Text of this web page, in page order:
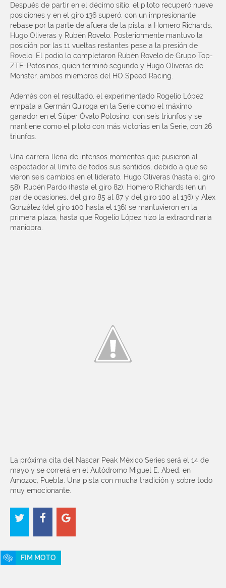
Después de partir en el décimo sitio, el piloto recuperó nueve
posiciones y en el giro 136 superó, con un impresionante
rebase por la parte de afuera de la pista, a Homero Richards,
Hugo Oliveras y Rubén Rovelo. Posteriormente mantuvo la
posición por las 11 vueltas restantes pese a la presión de
Rovelo. El podio lo completaron Rubén Rovelo de Grupo Top-
ZTE-Potosinos, quien terminó segundo y Hugo Oliveras de
Monster, ambos miembros del HO Speed Racing.
Además con el resultado, el experimentado Rogelio López
empata a Germán Quiroga en la Serie como el máximo
ganador en el Súper Óvalo Potosino, con seis triunfos y se
mantiene como el piloto con más victorias en la Serie, con 26
triunfos.
Una carrera llena de intensos momentos que pusieron al
espectador al límite de todos sus sentidos, debido a que se
vieron seis cambios en el liderato. Hugo Oliveras (hasta el giro
58), Rubén Pardo (hasta el giro 82), Homero Richards (en un
par de ocasiones, del giro 85 al 87 y del giro 100 al 136) y Alex
González (del giro 100 hasta el 136) se mantuvieron en la
primera plaza, hasta que Rogelio López hizo la extraordinaria
maniobra.
La próxima cita del Nascar Peak México Series será el 14 de
mayo y se correrá en el Autódromo Miguel E. Abed, en
Amozoc, Puebla. Una pista con mucha tradición y sobre todo
muy emocionante.
FIM MOTO